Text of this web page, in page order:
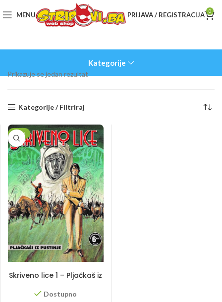
MENU PRIJAVA / REGISTRACIJA 0
Kategorije
Prikazuje se jedan rezultat
Kategorije / Filtriraj
-11%
Skriveno lice 1 – Pljačkaš iz
Dostupno